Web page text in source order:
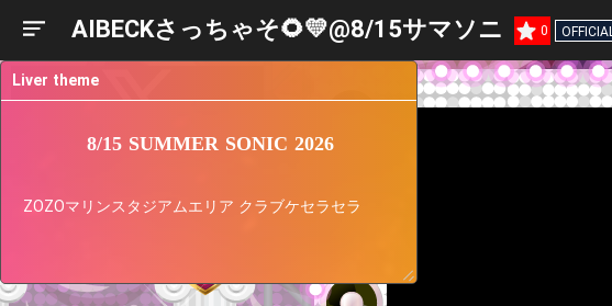
AIBECKさっちゃそ🌻💛@8/15サマソニ 0 OFFICIAL
Liver theme
8/15 SUMMER SONIC 2026
ZOZOマリンスタジアムエリア クラブケセラセラ